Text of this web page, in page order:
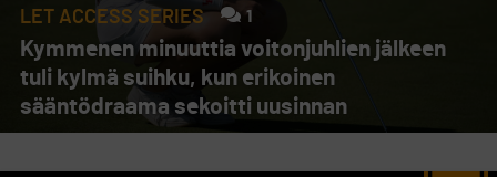
LET ACCESS SERIES 1
Kymmenen minuuttia voitonjuhlien jälkeen
tuli kylmä suihku, kun erikoinen
sääntödraama sekoitti uusinnan